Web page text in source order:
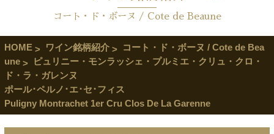
コート・ド・ボーヌ / Cote de Beaune
HOME ワイン銘柄紹介
コート・ド・ボーヌ / Cote de Bea
une
ピュリニー・モンラッシェ・プルミエ・クリュ・クロ・
ド・ラ・ガレンヌ
ポール･ペルノ･エ･セ･フィス
Puligny Montrachet 1er Cru Clos De La Garenne